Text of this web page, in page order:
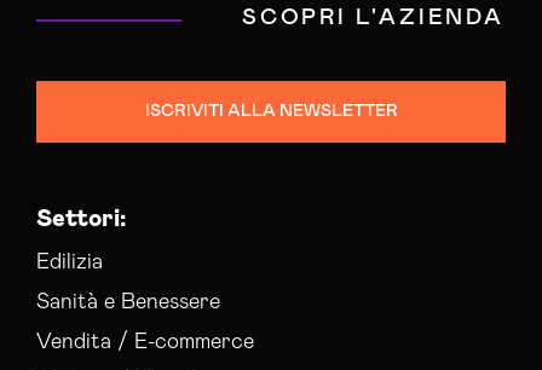
SCOPRI L'AZIENDA
ISCRIVITI ALLA NEWSLETTER
Settori:
Edilizia
Sanità e Benessere
Vendita / E-commerce